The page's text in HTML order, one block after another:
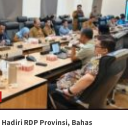
RDP Provinsi, Bahas